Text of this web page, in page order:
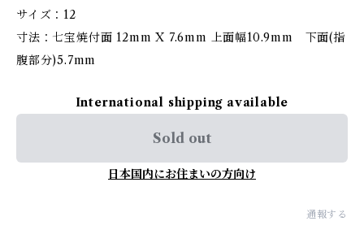
サイズ：12
寸法：七宝焼付面 12mm X 7.6mm 上面幅10.9mm 下面(指
腹部分)5.7mm
International shipping available
Sold out
日本国内にお住まいの方向け
通報する